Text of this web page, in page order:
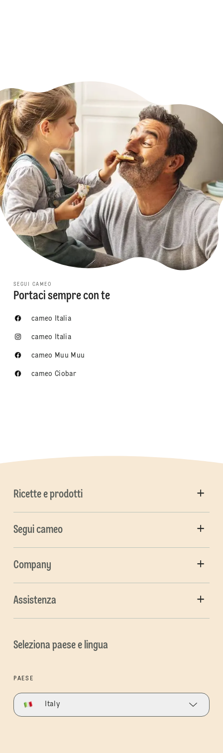
SEGUI CAMEO
Portaci sempre con te
cameo Italia
cameo Italia
cameo Muu Muu
cameo Ciobar
Ricette e prodotti
Segui cameo
Company
Assistenza
Seleziona paese e lingua
PAESE
Italy